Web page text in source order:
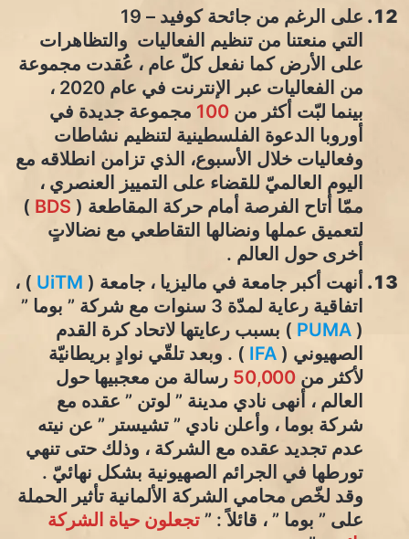
على الرغم من جائحة كوفيد – 19
التي منعتنا من تنظيم الفعاليات والتظاهرات
على الأرض كما نفعل كلّ عام ، عُقدت مجموعة
من الفعاليات عبر الإنترنت في عام 2020 ،
بينما لبّت أكثر من 100 مجموعة جديدة في
أوروبا الدعوة الفلسطينية لتنظيم نشاطات
وفعاليات خلال الأسبوع، الذي تزامن انطلاقه مع
اليوم العالميّ للقضاء على التمييز العنصري ،
ممّا أتاح الفرصة أمام حركة المقاطعة ( BDS
)
لتعميق عملها ونضالها التقاطعي مع نضالاتٍ
أخرى حول العالم .
أنهت أكبر جامعة في ماليزيا ، جامعة ( UiTM ) ،
اتفاقية رعاية لمدّة 3 سنوات مع شركة ” بوما ”
(
PUMA ) بسبب رعايتها لاتحاد كرة القدم
الصهيوني ( IFA ) . وبعد تلقّي نوادٍ بريطانيّة
لأكثر من 50,000 رسالة من معجبيها حول
العالم ، أنهى نادي مدينة ” لوتن ” عقده مع
شركة بوما ، وأعلن نادي ” تشيستر ” عن نيته
عدم تجديد عقده مع الشركة ، وذلك حتى تنهي
تورطها في الجرائم الصهيونية بشكل نهائيّ .
وقد لخّص محامي الشركة الألمانية تأثير الحملة
على ” بوما ” ، قائلاً : ” تجعلون حياة الشركة